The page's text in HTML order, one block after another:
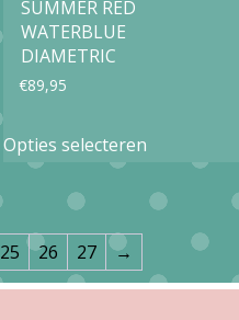
SUMMER RED
WATERBLUE
DIAMETRIC
€89,95
Opties selecteren
product
heeft
meerdere
25 26 27 →